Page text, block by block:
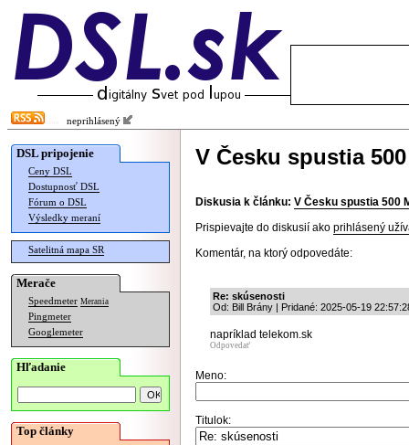
neprihlásený
DSL pripojenie
Ceny DSL
Dostupnosť DSL
Fórum o DSL
Výsledky meraní
Satelitná mapa SR
Merače
Speedmeter Merania
Pingmeter
Googlemeter
Hľadanie
Top články
V Česku spustia
Diskusia k článku: V Česku spustia 500
Prispievajte do diskusií ako prihlásený
Komentár, na ktorý odpovedáte:
Re: skúsenosti
Od: Bill Brány | Pridané: 2025-05-19
napríklad telekom.sk
Odpovedať
Meno:
Titulok: